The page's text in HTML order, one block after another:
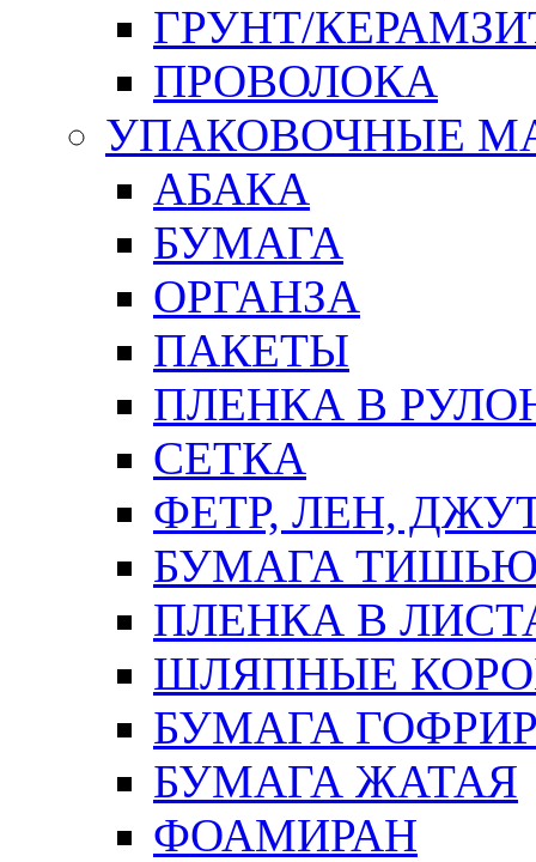
ГРУНТ/
ПРОВОЛОКА
УПАКОВОЧНЫЕ
АБАКА
БУМАГА
ОРГАНЗА
ПАКЕТЫ
ПЛЕНКА В
СЕТКА
ФЕТР, ЛЕН,
БУМАГА
ПЛЕНКА В
ШЛЯПНЫЕ
БУМАГА
БУМАГА ЖАТАЯ
ФОАМИРАН